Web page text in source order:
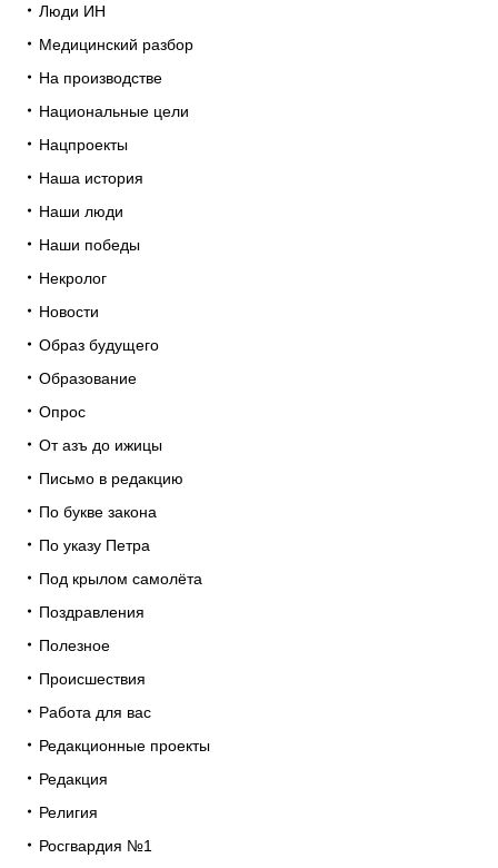
Люди ИН
Медицинский разбор
На производстве
Национальные цели
Нацпроекты
Наша история
Наши люди
Наши победы
Некролог
Новости
Образ будущего
Образование
Опрос
От азъ до ижицы
Письмо в редакцию
По букве закона
По указу Петра
Под крылом самолёта
Поздравления
Полезное
Происшествия
Работа для вас
Редакционные проекты
Редакция
Религия
Росгвардия №1